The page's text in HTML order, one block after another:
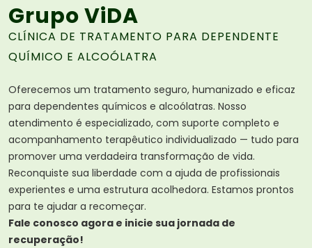
Grupo ViDA
CLÍNICA DE TRATAMENTO PARA DEPENDENTE
QUÍMICO E ALCOÓLATRA
Oferecemos um tratamento seguro, humanizado e eficaz
para dependentes químicos e alcoólatras. Nosso
atendimento é especializado, com suporte completo e
acompanhamento terapêutico individualizado — tudo para
promover uma verdadeira transformação de vida.
Reconquiste sua liberdade com a ajuda de profissionais
experientes e uma estrutura acolhedora. Estamos prontos
para te ajudar a recomeçar.
Fale conosco agora e inicie sua jornada de
recuperação!